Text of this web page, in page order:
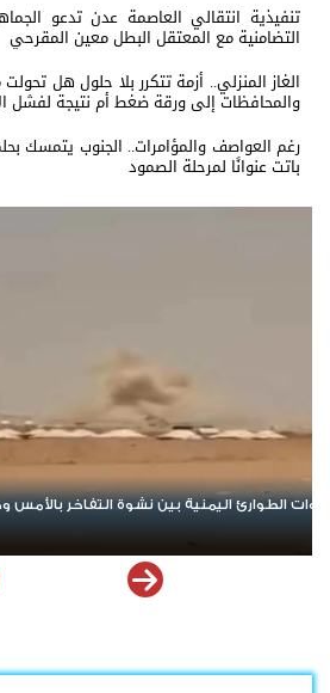
تنفيذية انتقالي العاصمة عدن تدعو
التضامنية مع المعتقل البطل معين المقرحي
الغاز المنزلي.. أزمة تتكرر بلا حلول هل
والمحافظات إلى ورقة ضغط أم نتيجة لفشل
رغم العواصف والمؤامرات.. الجنوب يتمسك
باتت عنوانًا لمرحلة الصمود
تصعيد جديد يهز مأرب وحضرموت.. الهجوم